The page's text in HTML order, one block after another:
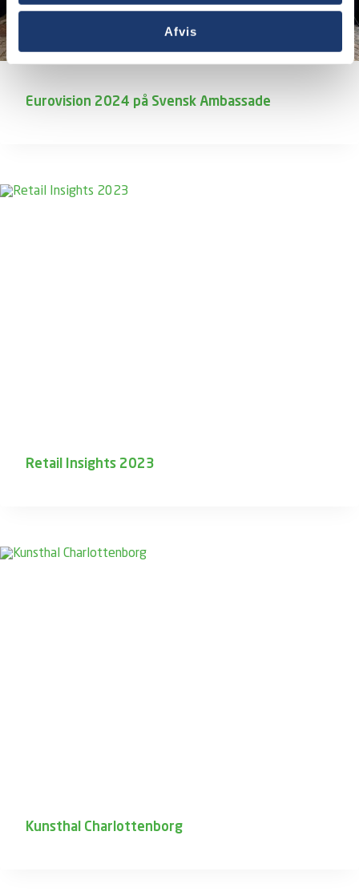
Afvis
Eurovision 2024 på Svensk Ambassade
Retail Insights 2023
Kunsthal Charlottenborg